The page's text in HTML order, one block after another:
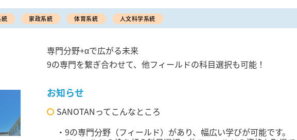
統 家政系統 体育系統 人文科学系統
専門分野+αで広がる未来
9の専門を繋ぎ合わせて、他フィールドの科目選択も可能！
お知らせ
SANOTANってこんなところ
・9の専門分野（フィールド）があり、幅広い学びが可能です。